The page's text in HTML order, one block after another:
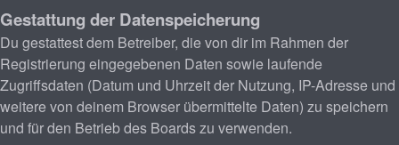
Gestattung der Datenspeicherung
Du gestattest dem Betreiber, die von dir im Rahmen der
Registrierung eingegebenen Daten sowie laufende
Zugriffsdaten (Datum und Uhrzeit der Nutzung, IP-Adresse und
weitere von deinem Browser übermittelte Daten) zu speichern
und für den Betrieb des Boards zu verwenden.